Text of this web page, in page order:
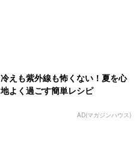
冷えも紫外線も怖くない！夏を心
地よく過ごす簡単レシピ
AD(マガジンハウス)